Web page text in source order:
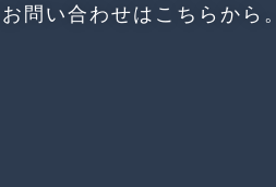
問い合わせはこちらから。